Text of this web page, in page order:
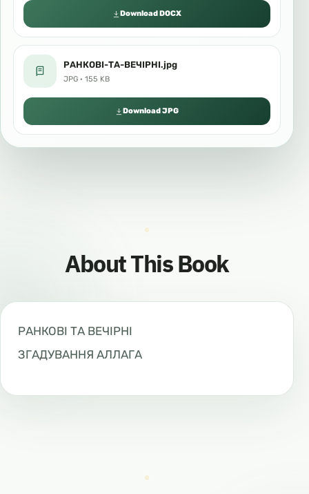
Download DOCX
РАНКОВІ-ТА-ВЕЧІРНІ.jpg
JPG · 155 KB
Download JPG
About This Book
РАНКОВІ ТА ВЕЧІРНІ
ЗГАДУВАННЯ АЛЛАГА